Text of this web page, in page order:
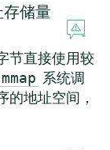
储量
节直接使用较
mmap 系统调
的地址空间，